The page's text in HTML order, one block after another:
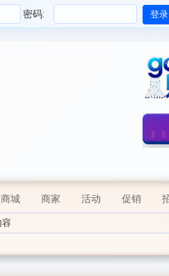
密码:
商城 商家 活动 促销